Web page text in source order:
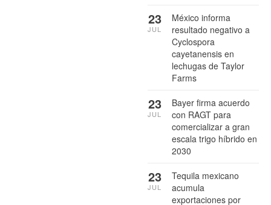
México informa
resultado negativo a
Cyclospora
cayetanensis en
lechugas de Taylor
Farms
23
JUL
Bayer firma acuerdo
con RAGT para
comercializar a gran
escala trigo híbrido en
2030
23
JUL
Tequila mexicano
acumula
exportaciones por
23
JUL